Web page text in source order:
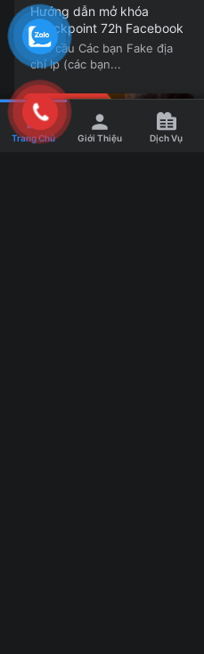
Hướng dẫn mở khóa
Checkpoint 72h Facebook
Yêu cầu Các bạn Fake địa
chỉ Ip (các bạn...
Trang Chủ Giới Thiệu Dịch Vụ